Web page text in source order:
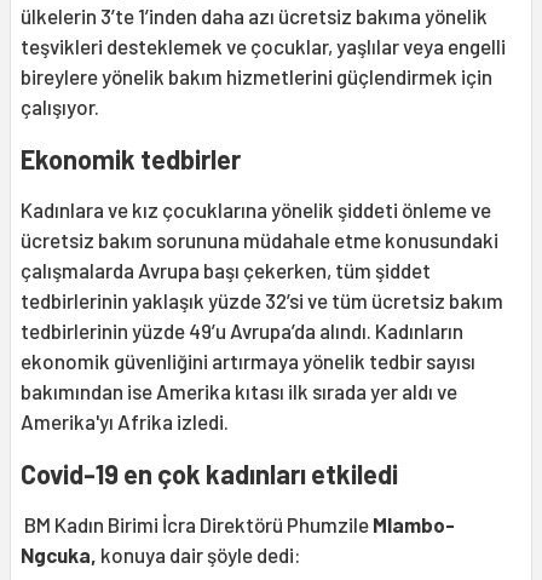
ülkelerin 3’te 1’inden daha azı ücretsiz bakıma yönelik
teşvikleri desteklemek ve çocuklar, yaşlılar veya engelli
bireylere yönelik bakım hizmetlerini güçlendirmek için
çalışıyor.
Ekonomik tedbirler
Kadınlara ve kız çocuklarına yönelik şiddeti önleme ve
ücretsiz bakım sorununa müdahale etme konusundaki
çalışmalarda Avrupa başı çekerken, tüm şiddet
tedbirlerinin yaklaşık yüzde 32’si ve tüm ücretsiz bakım
tedbirlerinin yüzde 49’u Avrupa’da alındı. Kadınların
ekonomik güvenliğini artırmaya yönelik tedbir sayısı
bakımından ise Amerika kıtası ilk sırada yer aldı ve
Amerika'yı Afrika izledi.
Covid-19 en çok kadınları etkiledi
BM Kadın Birimi İcra Direktörü Phumzile Mlambo-
Ngcuka, konuya dair şöyle dedi: